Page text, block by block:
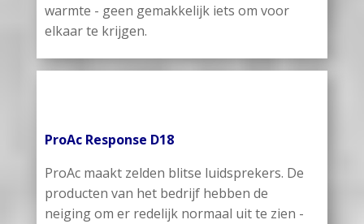
warmte - geen gemakkelijk iets om voor
elkaar te krijgen.
ProAc Response D18
ProAc maakt zelden blitse luidsprekers. De
producten van het bedrijf hebben de
neiging om er redelijk normaal uit te zien -